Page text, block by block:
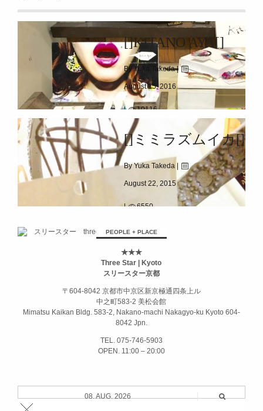
[]KITANO AYA[]
By Yuka Takeda |
August 15, 2016
| 10116
[]kitano Aya[]
[]ミミラズムイカ[]
By Yuka Takeda |
August 22, 2015
| 6550
[]ミミラズムイカ[]
PEOPLE + PLACE
★★★
Three Star | Kyoto
スリースター京都
〒604-8042 京都市中京区新京極通四条上ル
中之町583-2 美松会館
Mimatsu Kaikan Bldg. 583-2, Nakano-machi Nakagyo-ku Kyoto 604-
8042 Jpn.
TEL. 075-746-5903
OPEN. 11:00 – 20:00
08. AUG. 2026